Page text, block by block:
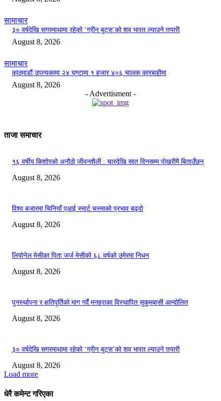
सामाचार
३० वर्षदेखि सगरमाथामा रहेको ‘ग्रीन बुट्स’को शव भारत ल्याउने तयारी
August 8, 2026
सामाचार
काठमाडौं उपत्यकामा २४ घण्टामा १ हजार ४०६ चालक कारबाहीमा
August 8, 2026
- Advertisment -
ताजा समाचार
१६ वर्षीय किशोरको अनौठो जीवनशैली : चारदेखि सात दिनसम्म पोखरीमै बिताउँछन्
August 8, 2026
विश्व बजारमा चिनियाँ एआई स्मार्ट चस्माको प्रभाव बढ्दो
August 8, 2026
लियोनेल मेसीका पिता जर्ज मेसीको ६८ वर्षको उमेरमा निधन
August 8, 2026
पुनर्स्थापना र क्षतिपूर्तिको माग गर्दै मनहराका विस्थापित सुकुमबासी आन्दोलित
August 8, 2026
३० वर्षदेखि सगरमाथामा रहेको ‘ग्रीन बुट्स’को शव भारत ल्याउने तयारी
August 8, 2026
Load more
धेरै कमेन्ट गरिएका